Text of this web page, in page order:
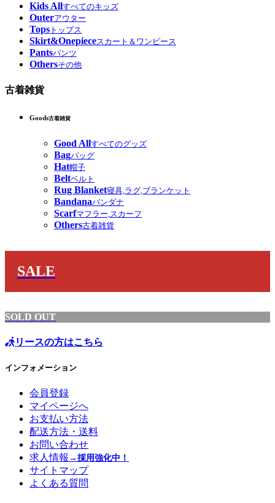
Kids Allすべてのキッズ
Outerアウター
Tops トップス
Skirt&Onepieceスカート＆ワンピース
Pantsパンツ
Othersその他
古着雑貨
Goods古着雑貨
Good Allすべてのグッズ
Bagバッグ
Hat帽子
Beltベルト
Rug Blanket寝具,ラグ,ブランケット
Bandanaバンダナ
Scarfマフラー,スカーフ
Others古着雑貨
SALE
SOLD OUT
リースの方はこちら
インフォメーション
会員登録
マイページへ
お支払い方法
配送方法・送料
お問い合わせ
求人情報 →採用強化中！
サイトマップ
よくある質問